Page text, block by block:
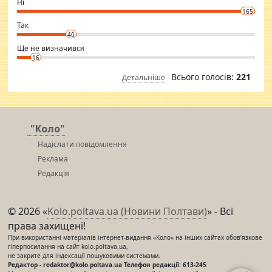
conscious in order to keep yourself fit and regularly go to the health
club.
⇒ sakshimirchandani.com
Ні
165
Так
40
Ще не визначився
16
Детальніше Всього голосів: 221
"Коло"
Надіслати повідомлення
Реклама
Редакція
© 2026 «Kolo.poltava.ua (Новини Полтави)» - Всі
права захищені!
При використанні матеріалів інтернет-видання «Коло» на інших сайтах обов’язкове
гіперпосилання на сайт kolo.poltava.ua,
не закрите для індексації пошуковими системами.
Редактор - redaktor@kolo.poltava.ua Телефон редакції: 613-245